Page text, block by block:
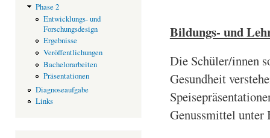
Phase 2
Entwicklungs- und
Forschungsdesign
Ergebnisse
Veröffentlichungen
Bachelorarbeiten
Präsentationen
Diagnoseaufgabe
Links
Bildungs- und
Die Schüler/innen
Gesundheit
Genussmittel unter